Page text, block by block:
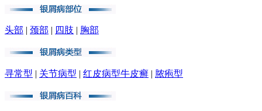
头部 | 颈部 | 四肢 | 胸部
寻常型 | 关节病型 | 红皮病型牛皮癣 | 脓疱型